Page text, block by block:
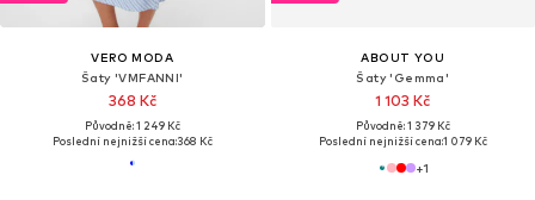
VERO MODA
Šaty 'VMFANNI'
368 Kč
Původně: 1 249 Kč
Poslední nejnižší cena:368 Kč
ABOUT YOU
Šaty 'Gemma'
1 103 Kč
Původně: 1 379 Kč
Poslední nejnižší cena:1 079 Kč
+1